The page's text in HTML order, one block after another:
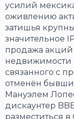
усилий
оживлению
затишья
значительное
продажа
недвижимости
связанного с
отменён
Мануэлем
дискаунтер
разместиться